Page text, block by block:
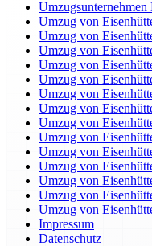
Umzugsunternehmen
Umzug von
Umzug von
Umzug von
Umzug von
Umzug von
Umzug von
Umzug von
Umzug von
Umzug von
Umzug von
Umzug von
Umzug von
Umzug von
Umzug von
Impressum
Datenschutz